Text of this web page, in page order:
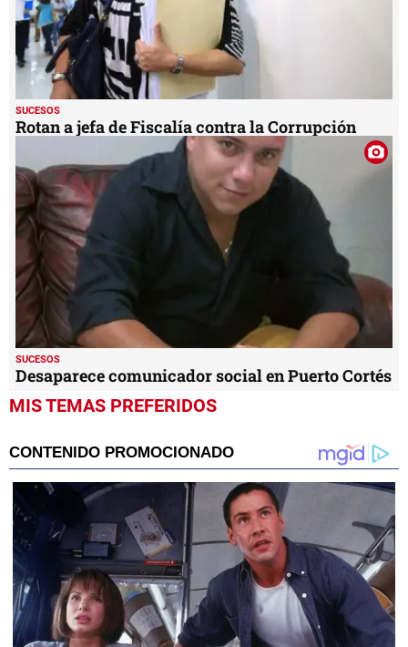
SUCESOS
Rotan a jefa de Fiscalía contra la Corrupción
SUCESOS
Desaparece comunicador social en Puerto Cortés
MIS TEMAS PREFERIDOS